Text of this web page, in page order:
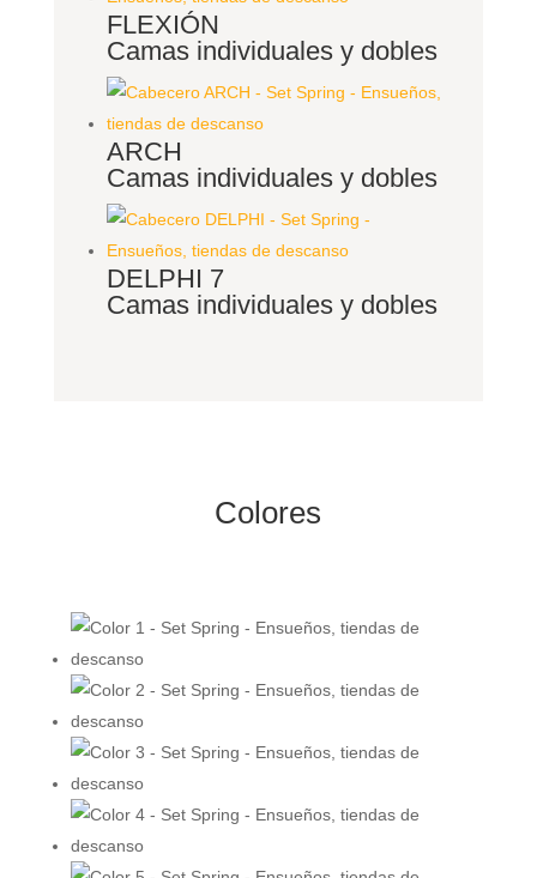
FLEXIÓN
Camas individuales y dobles
ARCH
Camas individuales y dobles
DELPHI 7
Camas individuales y dobles
Colores